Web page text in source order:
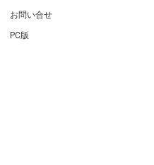
お問い合せ
PC版